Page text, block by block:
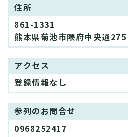
住所
861-1331
熊本県菊池市隈府中央通275
アクセス
登録情報なし
参列のお問合せ
0968252417